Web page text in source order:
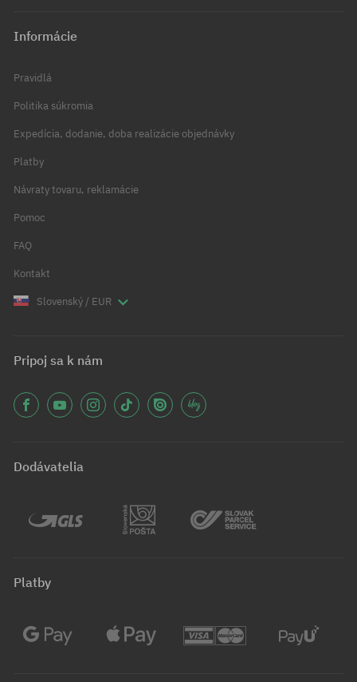
Informácie
Pravidlá
Politika súkromia
Expedícia, dodanie, doba realizácie objednávky
Platby
Návraty tovaru, reklamácie
Pomoc
FAQ
Kontakt
Slovenský / EUR
Pripoj sa k nám
Dodávatelia
Platby